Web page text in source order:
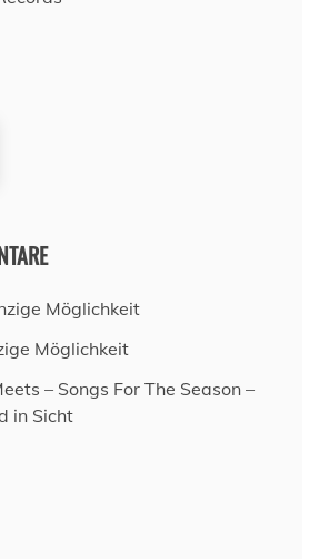
Möglichkeit
Möglichkeit
– Songs For The Season –
in Sicht